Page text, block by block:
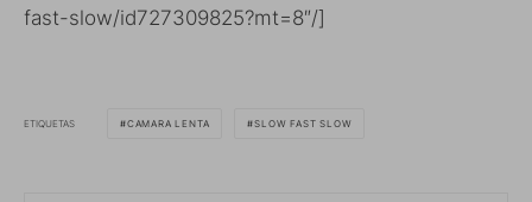
fast-slow/id727309825?mt=8″/]
ETIQUETAS CAMARA LENTA SLOW FAST SLOW